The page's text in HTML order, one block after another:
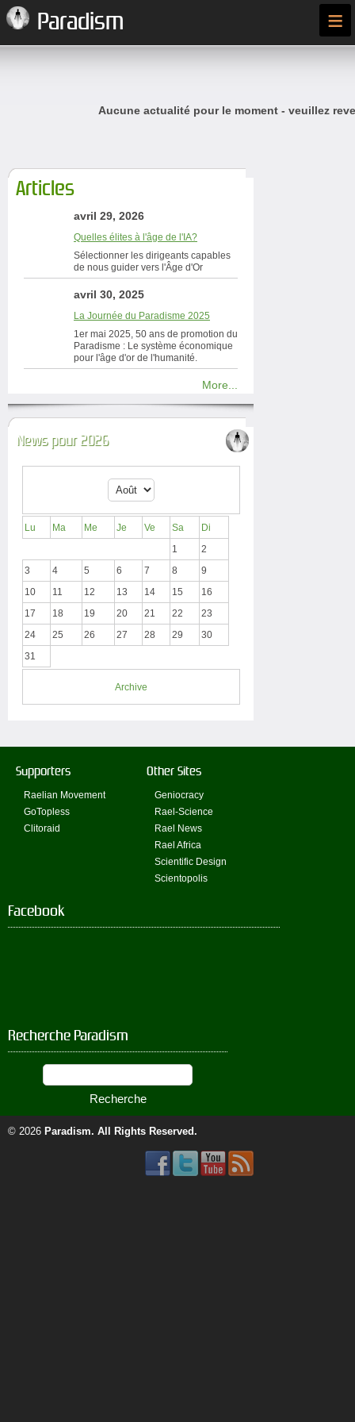
Paradism ≡
Aucune actualité pour le moment - veuillez
Articles
avril 29, 2026
Quelles élites à l'âge de l'IA?
Sélectionner les dirigeants capables
de nous guider vers l'Âge d'Or
avril 30, 2025
La Journée du Paradisme 2025
1er mai 2025, 50 ans de promotion du
Paradisme : Le système économique
pour l'âge d'or de l'humanité.
More...
News pour 2026
Lu Ma Me Je Ve Sa
Di
1
2
3
4 5 6 7 8
9
10
11 12 13 14 15
16
17
18 19 20 21 22
23
24
25 26 27 28 29
30
31
Archive
Supporters
Raelian Movement
GoTopless
Clitoraid
Other Sites
Geniocracy
Rael-Science
Rael News
Rael Africa
Scientific Design
Scientopolis
Facebook
Recherche Paradism
© 2026 Paradism. All Rights Reserved.